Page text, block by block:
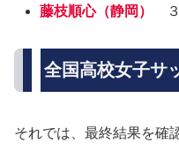
藤枝順心（静岡） ３
全国高校女子
それでは、最終結果を確